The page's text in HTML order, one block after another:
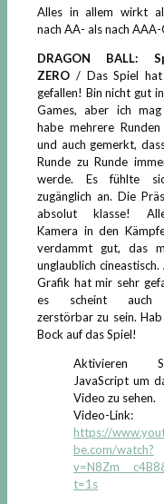
Alles in allem wirkt
nach AA- als nach
DRAGON BALL:
ZERO / Das Spiel
gefallen! Bin nicht gut
Games, aber ich
habe mehrere
und auch gemerkt,
Runde zu Runde
werde. Es fühlte
zugänglich an. Die
absolut klasse!
Kamera in den
verdammt gut, das
unglaublich cineastisch.
Grafik hat mir sehr
es scheint auch
zerstörbar zu sein.
Bock auf das Spiel!
Aktivieren
JavaScript um
Video zu sehen.
Video-Link:
https://
be.com/watch?
t=1s